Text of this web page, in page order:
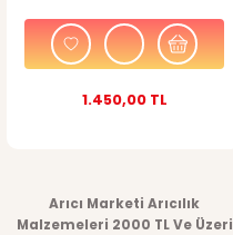
1.450,00 TL
Arıcı Marketi Arıcılık
Malzemeleri 2000 TL Ve Üzeri